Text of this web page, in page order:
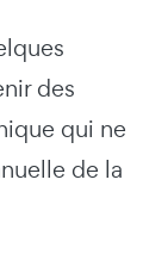
des
qui ne
de la